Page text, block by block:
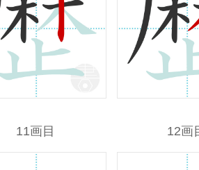
11画目 12画